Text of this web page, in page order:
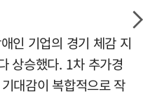
인 기업의 경기 체감 지
상승했다. 1차 추가경
대감이 복합적으로 작